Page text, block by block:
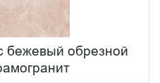
бежевый обрезной